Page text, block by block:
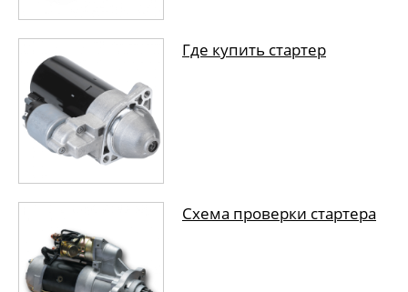
Где купить стартер
Схема проверки стартера